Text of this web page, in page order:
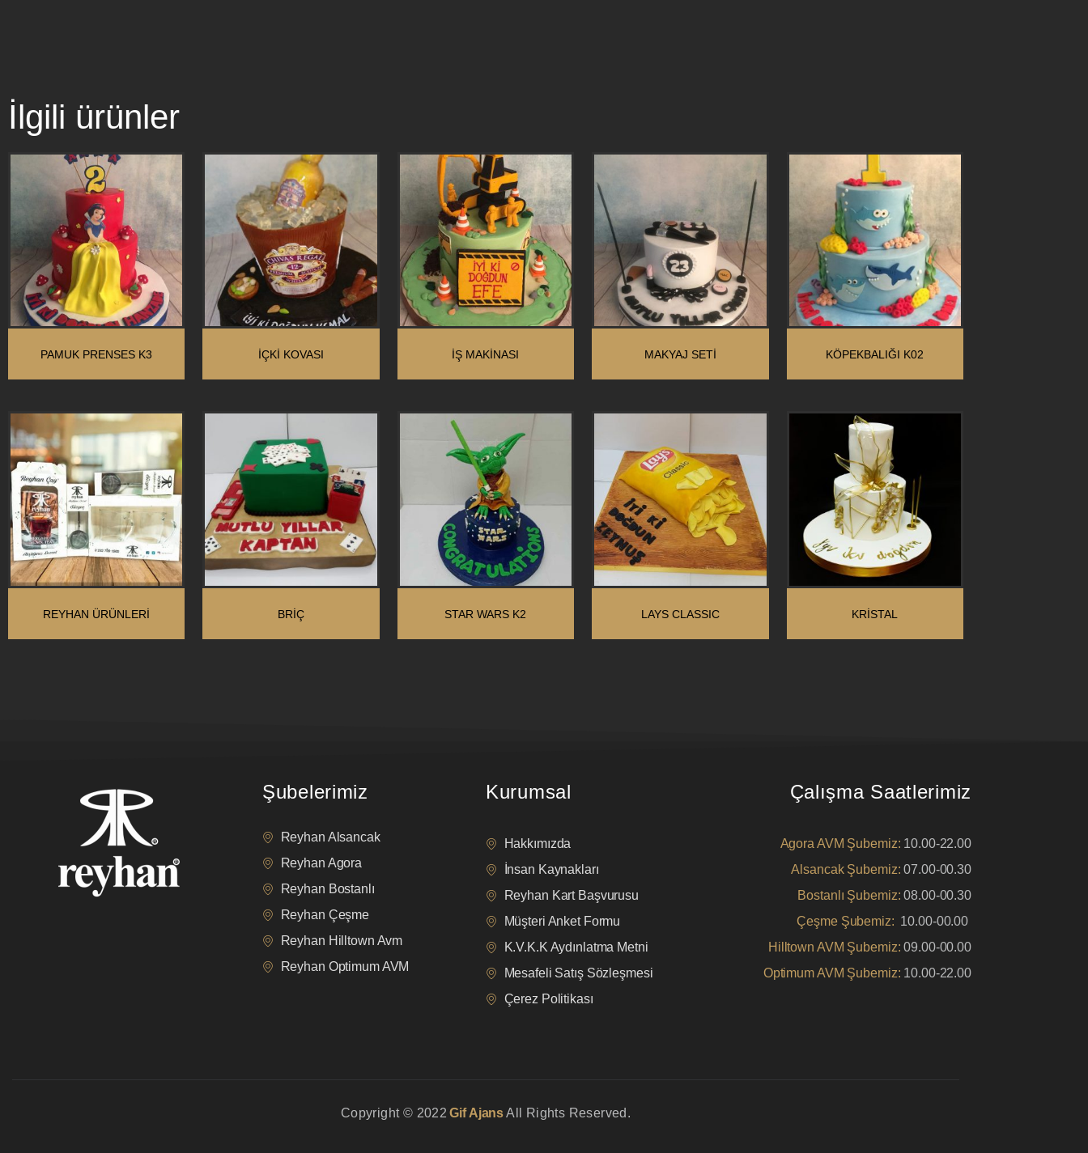
İlgili ürünler
PAMUK PRENSES K3 İÇKİ KOVASI İŞ MAKINASI MAKYAJ SETİ KÖPEKBALIĞI K02
REYHAN ÜRÜNLERI BRIÇ STAR WARS K2 LAYS CLASSIC KRİSTAL
Şubelerimiz
Reyhan Alsancak
Reyhan Agora
Reyhan Bostanlı
Reyhan Çeşme
Reyhan Hilltown Avm
Reyhan Optimum AVM
Kurumsal
Hakkımızda
İnsan Kaynakları
Reyhan Kart Başvurusu
Müşteri Anket Formu
K.V.K.K Aydınlatma Metni
Mesafeli Satış Sözleşmesi
Çerez Politikası
Çalışma Saatlerimiz
Agora AVM Şubemiz: 10.00-22.00
Alsancak Şubemiz: 07.00-00.30
Bostanlı Şubemiz: 08.00-00.30
Çeşme Şubemiz: 10.00-00.00
Hilltown AVM Şubemiz: 09.00-00.00
Optimum AVM Şubemiz: 10.00-22.00
Copyright © 2022 Gif AjansAll Rights Reserved.